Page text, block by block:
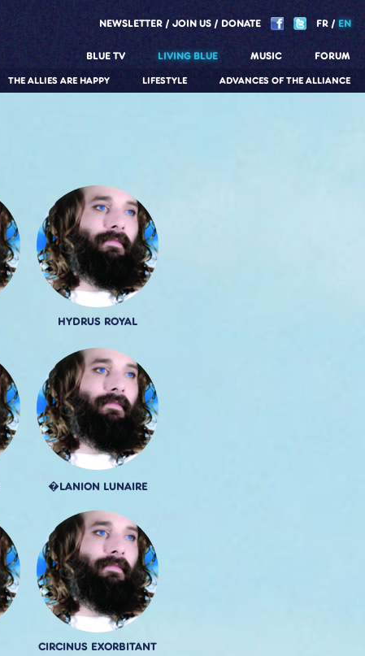
NEWSLETTER JOIN US DONATE FR EN
BLUE TV LIVING BLUE
ADVANCES OF THE ALLIANCE
LIFESTYLE
THE ALLIES ARE HAPPY
MUSIC FORUM
HYDRUS ROYAL
�LANION LUNAIRE
CIRCINUS EXORBITANT